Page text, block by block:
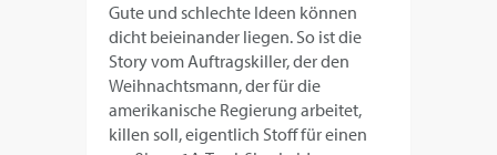
Gute und schlechte Ideen können
dicht beieinander liegen. So ist die
Story vom Auftragskiller, der den
Weihnachtsmann, der für die
amerikanische Regierung arbeitet,
killen soll, eigentlich Stoff für einen